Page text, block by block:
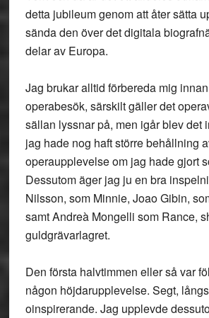
detta jubileum genom att åter sätta
sända den över det digitala
delar av Europa.
Jag brukar alltid förbereda mig
operabesök, särskilt gäller det
sällan lyssnar på, men igår blev det
jag hade nog haft större behållning
operaupplevelse om jag hade gjort
Dessutom äger jag ju en bra
Nilsson, som Minnie, Joao Gibin,
samt Andreà Mongelli som Rance,
guldgrävarlagret.
Den första halvtimmen eller så var
någon höjdarupplevelse. Segt,
oinspirerande. Jag upplevde